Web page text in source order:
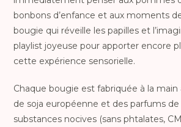
bonbons d’enfance et aux moments
bougie qui réveille les papilles et
playlist joyeuse pour apporter encore
cette expérience sensorielle.
Chaque bougie est fabriquée à la main
de soja européenne et des parfums de
substances nocives (sans phtalates,